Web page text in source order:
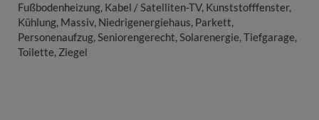
Fußbodenheizung Kabel / Satelliten-TV Kunststofffenster
Kühlung Massiv Niedrigenergiehaus Parkett
Personenaufzug Seniorengerecht Solarenergie Tiefgarage
Toilette Ziegel